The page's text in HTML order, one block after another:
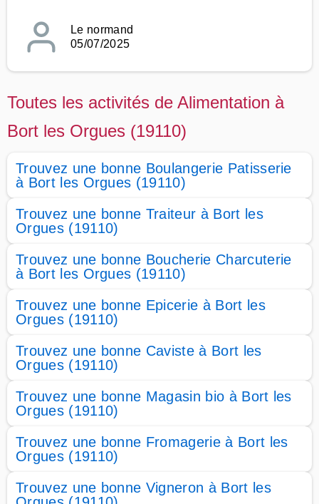
Le normand
05/07/2025
Toutes les activités de Alimentation à
Bort les Orgues (19110)
Trouvez une bonne Boulangerie Patisserie
à Bort les Orgues (19110)
Trouvez une bonne Traiteur à Bort les
Orgues (19110)
Trouvez une bonne Boucherie Charcuterie
à Bort les Orgues (19110)
Trouvez une bonne Epicerie à Bort les
Orgues (19110)
Trouvez une bonne Caviste à Bort les
Orgues (19110)
Trouvez une bonne Magasin bio à Bort les
Orgues (19110)
Trouvez une bonne Fromagerie à Bort les
Orgues (19110)
Trouvez une bonne Vigneron à Bort les